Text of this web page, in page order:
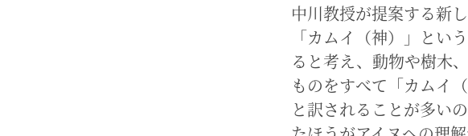
中川教授が提案する新
「カムイ（神）」とい
ると考え、動物や樹木
ものをすべて「カムイ
と訳されることが多い